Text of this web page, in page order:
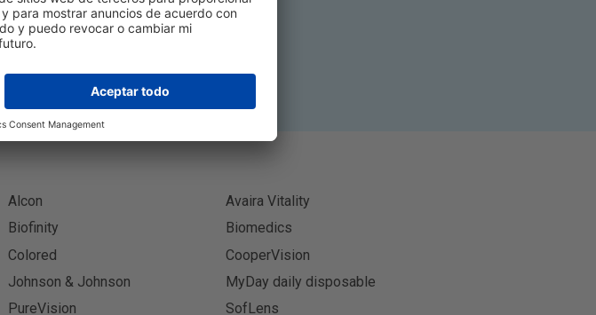
Suscribir
Alcon
Avaira Vitality
Biofinity
Biomedics
Colored
CooperVision
Johnson & Johnson
MyDay daily disposable
PureVision SofLens